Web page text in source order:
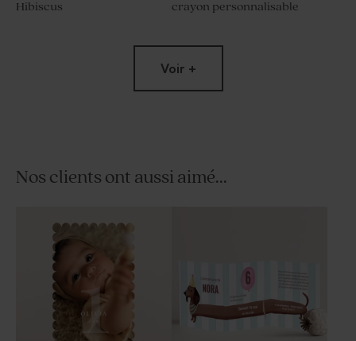
Hibiscus
crayon personnalisable
ruban en velours rose
Voir +
Nos clients ont aussi aimé...